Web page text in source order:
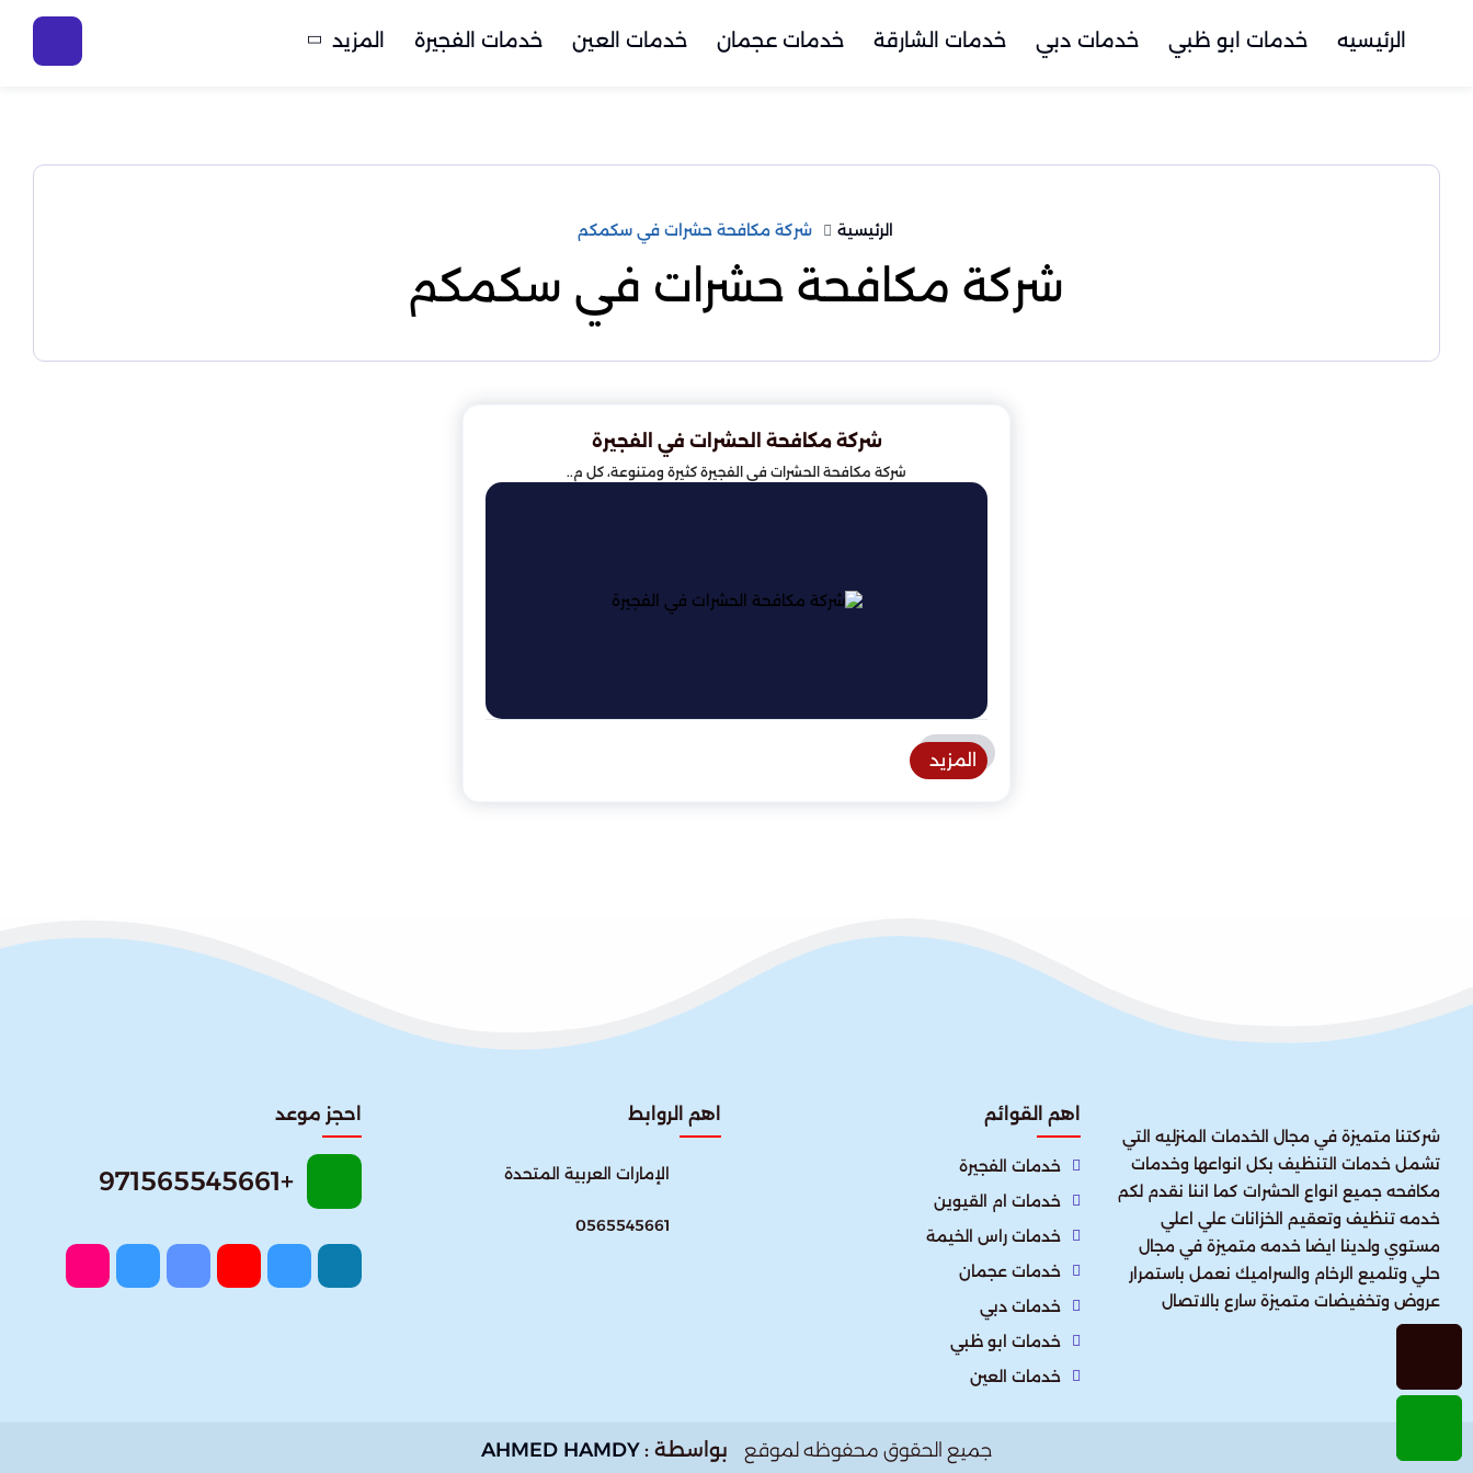
الرئيسيه خدمات ابو ظبي خدمات دبي خدمات الشارقة خدمات عجمان خدمات العين خدمات الفجيرة المزيد
الرئيسية شركة مكافحة حشرات في سكمكم
شركة مكافحة حشرات في سكمكم
شركة مكافحة الحشرات في الفجيرة
شركة مكافحة الحشرات في الفجيرة كثيرة ومتنوعة، كل م..
المزيد
شركتنا متميزة في مجال الخدمات المنزليه التي
تشمل خدمات التنظيف بكل انواعها وخدمات
مكافحه جميع انواع الحشرات كما اننا نقدم لكم
خدمه تنظيف وتعقيم الخزانات علي اعلي
مستوي ولدينا ايضا خدمه متميزة في مجال
حلي وتلميع الرخام والسراميك نعمل باستمرار
عروض وتخفيضات متميزة سارع بالاتصال
اهم القوائم
خدمات الفجيرة
خدمات ام القيوين
خدمات راس الخيمة
خدمات عجمان
خدمات دبي
خدمات ابو ظبي
خدمات العين
اهم الروابط
الإمارات العربية المتحدة​
0565545661
احجز موعد
+971565545661
جميع الحقوق محفوظه لموقع بواسطة :AHMED HAMDY